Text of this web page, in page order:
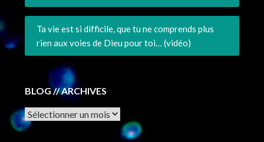
Ta vie est si difficile, que tu ne comprends plus
rien aux voies de Dieu pour toi… (vidéo)
BLOG // ARCHIVES
Archives